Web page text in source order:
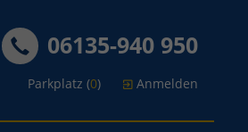
06135-940 950
Parkplatz (0) Anmelden